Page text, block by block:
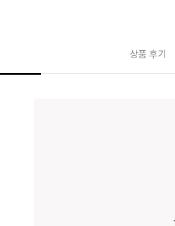
상품 후기